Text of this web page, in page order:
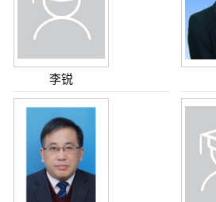
李锐